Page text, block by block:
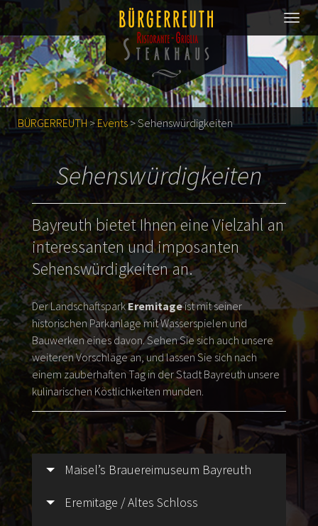
BÜRGERREUTH>Events>Sehenswürdigkeiten
Sehenswürdigkeiten
Bayreuth bietet Ihnen eine Vielzahl an
interessanten und imposanten
Sehenswürdigkeiten an.
Der LandschaftsparkEremitageist mit seiner
historischen Parkanlage mit Wasserspielen und
Bauwerken eines davon. Sehen Sie sich auch unsere
weiteren Vorschläge an, und lassen Sie sich nach
einem zauberhaften Tag in der Stadt Bayreuth unsere
kulinarischen Köstlichkeiten munden.
Maisel’s Brauereimuseum Bayreuth
Eremitage / Altes Schloss